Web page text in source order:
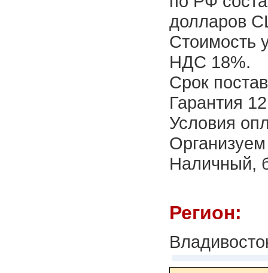
долларов
Стоимость
НДС 18%.
Срок
Гарантия
Условия
Наличный,
Регион: